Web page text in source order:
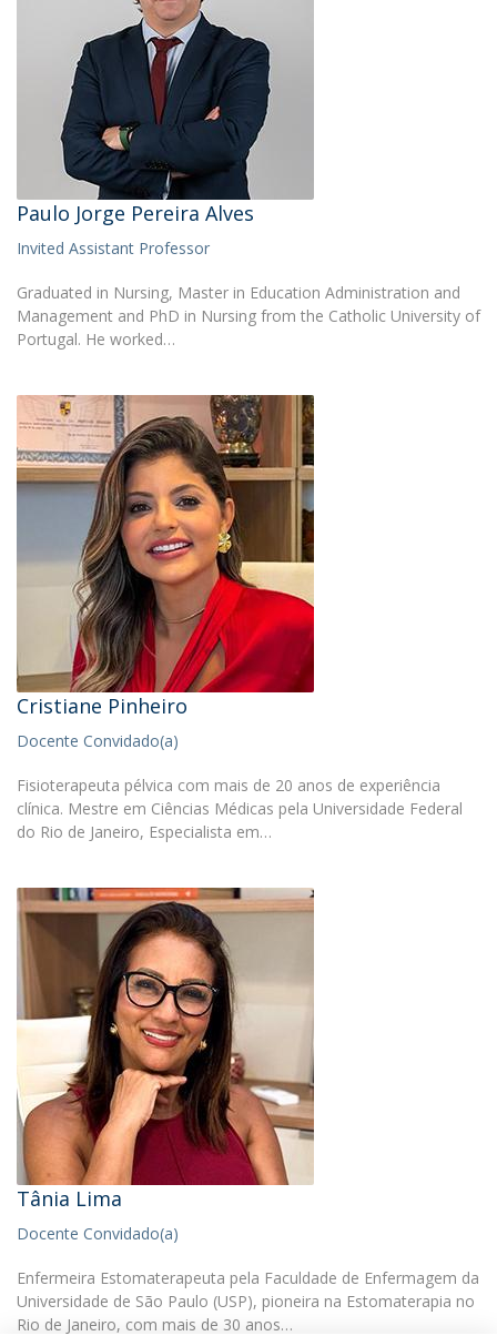
Paulo Jorge Pereira Alves
Invited Assistant Professor
Graduated in Nursing, Master in Education Administration and
Management and PhD in Nursing from the Catholic University of
Portugal. He worked…
Cristiane Pinheiro
Docente Convidado(a)
Fisioterapeuta pélvica com mais de 20 anos de experiência
clínica. Mestre em Ciências Médicas pela Universidade Federal
do Rio de Janeiro, Especialista em…
Tânia Lima
Docente Convidado(a)
Enfermeira Estomaterapeuta pela Faculdade de Enfermagem da
Universidade de São Paulo (USP), pioneira na Estomaterapia no
Rio de Janeiro, com mais de 30 anos…